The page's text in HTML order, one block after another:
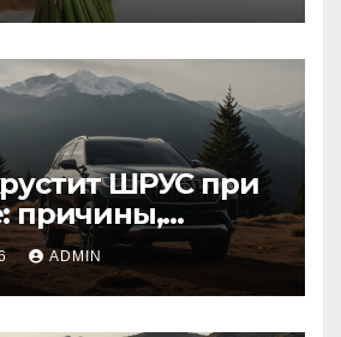
ШРУС при
причины,
ADMIN